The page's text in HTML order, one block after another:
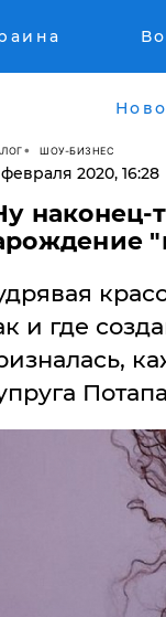
ШОУ-БИЗНЕС
2020, 16:28
наконец-
и где